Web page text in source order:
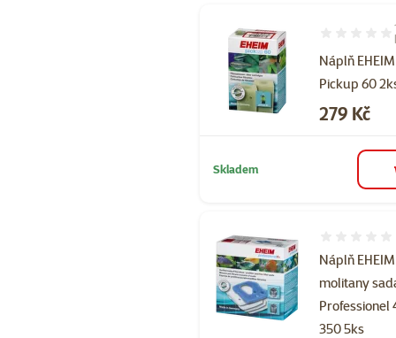
Náplň
Pickup 60
Hodnocení
Cena
279 Kč
Skladem
Náplň EHEIM
molitany
Professionel
350 5ks